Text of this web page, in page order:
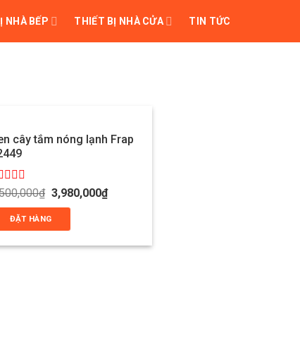
NHÀ BẾP THIẾT BỊ NHÀ CỬA TIN TỨC
cây tắm nóng lạnh Frap
₫ Giá
gốc
là:
7,500,000₫.
3,980,000₫Giá
hiện
ĐẶT HÀNG